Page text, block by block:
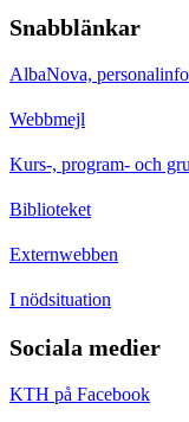
Snabblänkar
AlbaNova,
Webbmejl
Kurs-, program- och
Biblioteket
Externwebben
I nödsituation
Sociala medier
KTH på Facebook